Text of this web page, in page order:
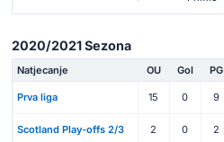
2020/2021 Sezona
Natjecanje OU Gol PG
Prva liga 15 0 9
Scotland Play-offs 2/3 2 0 2